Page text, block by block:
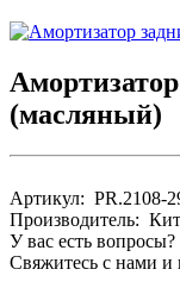
(масляный)
Артикул: PR.2108-
Производитель:
У вас есть вопросы?
Свяжитесь с нами и